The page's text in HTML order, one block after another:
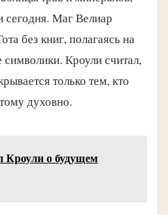
сегодня. Маг Велиар
без книг, полагаясь на
Кроули считал,
только тем, кто
духовно.
Кроули о будущем